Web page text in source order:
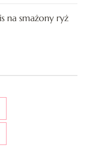
na smażony ryż